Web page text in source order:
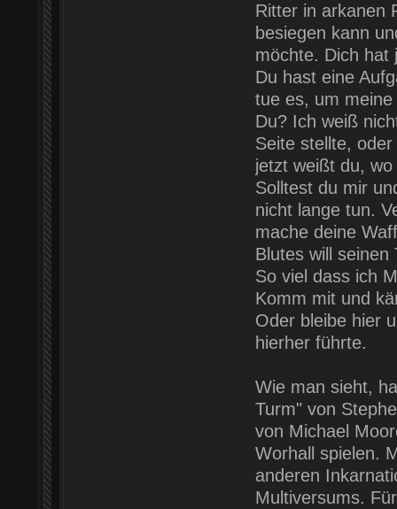
Ritter in arkanen
besiegen kann
möchte. Dich hat
Du hast eine
tue es, um
Du? Ich weiß
Seite stellte,
jetzt weißt du,
Solltest du mir
nicht lange tun.
mache deine
Blutes will
So viel dass ich
Komm mit und
Oder bleibe hier
hierher führte.
Wie man sieht,
Turm" von
von Michael
Worhall spielen.
anderen
Multiversums.